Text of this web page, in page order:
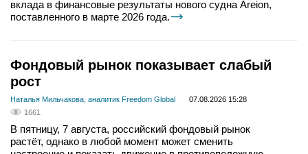
вклада в финансовые результаты нового судна Areion,
поставленного в марте 2026 года.
Фондовый рынок показывает слабый
рост
Наталья Мильчакова, аналитик Freedom Global
07.08.2026 15:28
1661
В пятницу, 7 августа, российский фондовый рынок
растёт, однако в любой момент может сменить